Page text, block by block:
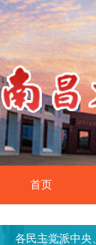
首页
各民主党派中央